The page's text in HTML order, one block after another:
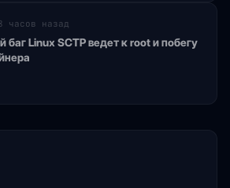
часов назад
баг Linux SCTP ведет к root и побегу